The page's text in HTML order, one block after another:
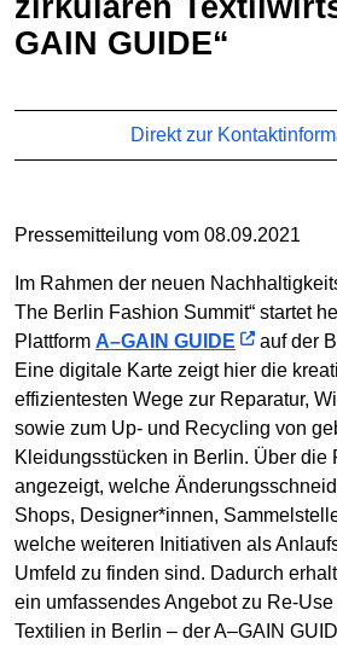
GAIN GUIDE“
Direkt zur
Pressemitteilung vom 08.09.2021
Im Rahmen der neuen
The Berlin Fashion Summit“ startet
Plattform A–GAIN GUIDE
auf der
Eine digitale Karte zeigt hier die
effizientesten Wege zur Reparatur,
sowie zum Up- und Recycling von
Kleidungsstücken in Berlin. Über die
angezeigt, welche
Shops, Designer*innen,
welche weiteren Initiativen als
Umfeld zu finden sind. Dadurch
ein umfassendes Angebot zu Re-
Textilien in Berlin – der A–GAIN